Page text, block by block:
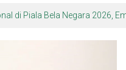
di Bumi Perkemahan